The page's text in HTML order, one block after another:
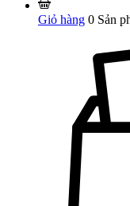
Giỏ hàng 0 Sản